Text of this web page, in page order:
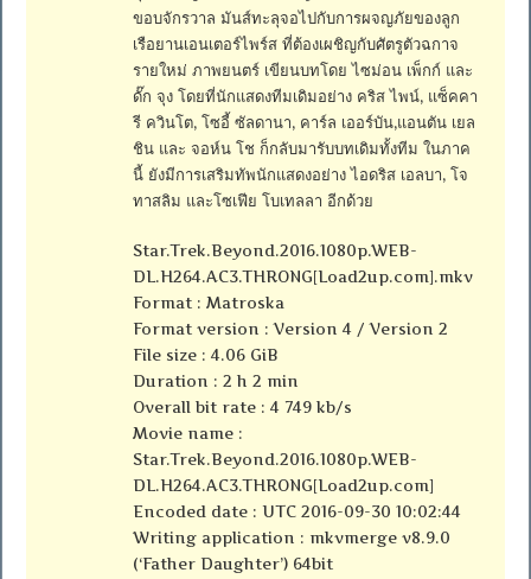
ขอบจักรวาล มันส์ทะลุจอไปกับการผจญภัยของลูก
เรือยานเอนเตอร์ไพร์ส ที่ต้องเผชิญกับศัตรูตัวฉกาจ
รายใหม่ ภาพยนตร์ เขียนบทโดย ไซม่อน เพ็กก์ และ
ดั๊ก จุง โดยที่นักแสดงทีมเดิมอย่าง คริส ไพน์, แซ็คคา
รี ควินโต, โซอี้ ซัลดานา, คาร์ล เออร์บัน,แอนตัน เยล
ชิน และ จอห์น โช ก็กลับมารับบทเดิมทั้งทีม ในภาค
นี้ ยังมีการเสริมทัพนักแสดงอย่าง ไอดริส เอลบา, โจ
ทาสลิม และโซเฟีย โบเทลลา อีกด้วย
Star.Trek.Beyond.2016.1080p.WEB-
DL.H264.AC3.THRONG[Load2up.com].mkv
Format : Matroska
Format version : Version 4 / Version 2
File size : 4.06 GiB
Duration : 2 h 2 min
Overall bit rate : 4 749 kb/s
Movie name :
Star.Trek.Beyond.2016.1080p.WEB-
DL.H264.AC3.THRONG[Load2up.com]
Encoded date : UTC 2016-09-30 10:02:44
Writing application : mkvmerge v8.9.0
(‘Father Daughter’) 64bit